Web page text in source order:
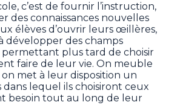
c’est de fournir l’instruction,
des connaissances nouvelles
élèves d’ouvrir leurs œillères,
développer des champs
plus tard de choisir
faire de leur vie. On meuble
on met à leur disposition un
dans lequel ils choisiront ceux
besoin tout au long de leur